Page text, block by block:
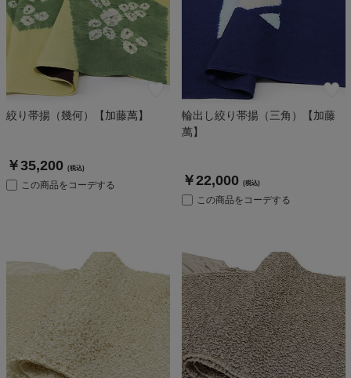
絞り帯揚（幾何）【加藤萬】
￥35,200 (税込)
この商品をコーデする
輪出し絞り帯揚（三角）【加藤
萬】
￥22,000 (税込)
この商品をコーデする